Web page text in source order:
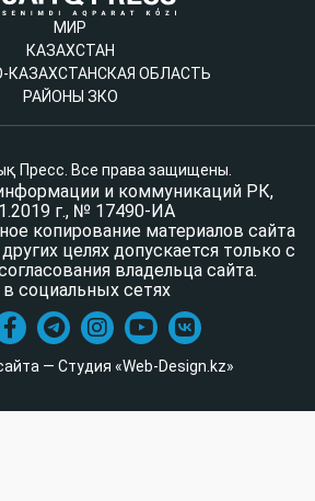
МИР
КАЗАХСТАН
КАЗАХСТАНСКАЯ ОБЛАСТЬ
РАЙОНЫ ЗКО
Пресс. Все права защищены.
и коммуникаций РК,
г., № 17490-ИА
копирование материалов сайта
целях допускается только с
владельца сайта.
социальных сетях
— Студия «Web-Design.kz»